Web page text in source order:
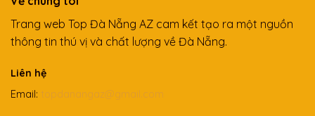
Trang web Top Đà Nẵng AZ cam kết tạo ra một nguồn
thông tin thú vị và chất lượng về Đà Nẵng.
Liên hệ
Email: topdanangaz@gmail.com